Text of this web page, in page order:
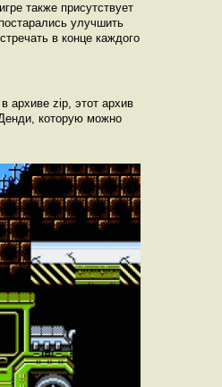
также присутствует
улучшить
в конце каждого
архиве zip, этот архив
которую можно